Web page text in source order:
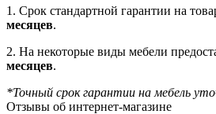
1. Срок стандартной гарантии на
месяцев.
2. На некоторые виды мебели
месяцев.
*Точный срок гарантии на мебель
Отзывы об интернет-магазине